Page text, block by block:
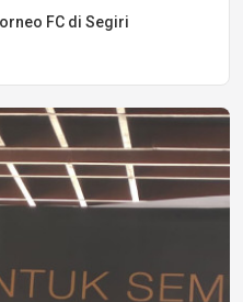
FC di Segiri